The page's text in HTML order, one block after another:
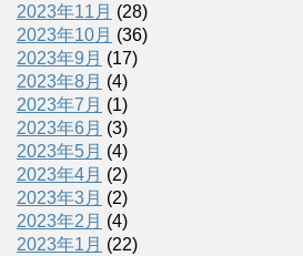
2023年11月 (28)
2023年10月 (36)
2023年9月 (17)
2023年8月 (4)
2023年7月 (1)
2023年6月 (3)
2023年5月 (4)
2023年4月 (2)
2023年3月 (2)
2023年2月 (4)
2023年1月 (22)